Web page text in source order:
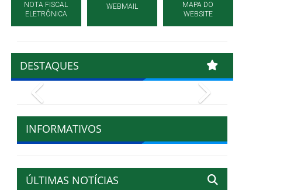
NOTA FISCAL
ELETRÔNICA
WEBMAIL
MAPA DO
WEBSITE
DESTAQUES
INFORMATIVOS
ÚLTIMAS NOTÍCIAS